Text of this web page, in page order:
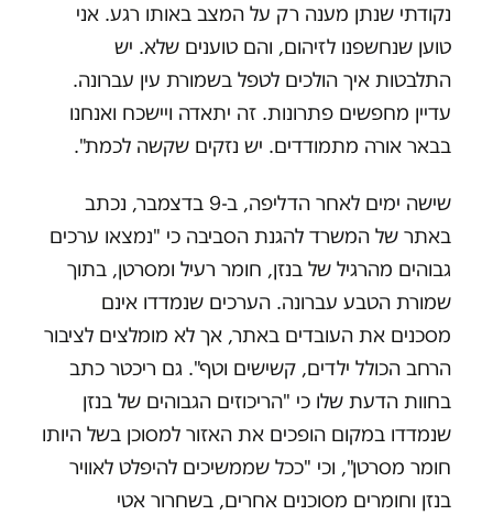
נקודתי שנתן מענה רק על המצב באותו רגע. אני
טוען שנחשפנו לזיהום, והם טוענים שלא. יש
התלבטות איך הולכים לטפל בשמורת עין עברונה.
עדיין מחפשים פתרונות. זה יתאדה ויישכח ואנחנו
בבאר אורה מתמודדים. יש נזקים שקשה לכמת".
שישה ימים לאחר הדליפה, ב-9 בדצמבר, נכתב
באתר של המשרד להגנת הסביבה כי "נמצאו ערכים
גבוהים מהרגיל של בנזן, חומר רעיל ומסרטן, בתוך
שמורת הטבע עברונה. הערכים שנמדדו אינם
מסכנים את העובדים באתר, אך לא מומלצים לציבור
הרחב הכולל ילדים, קשישים וטף". גם ריכטר כתב
בחוות הדעת שלו כי "הריכוזים הגבוהים של בנזן
שנמדדו במקום הופכים את האזור למסוכן בשל היותו
חומר מסרטן", וכי "ככל שממשיכים להיפלט לאוויר
בנזן וחומרים מסוכנים אחרים, בשחרור אטי